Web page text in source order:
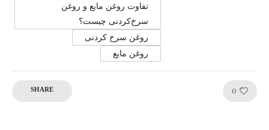
تفاوت روغن مایع و روغن
سرخ‌کردنی چیست؟
روغن سرخ کردنی
روغن مایع
0
SHARE